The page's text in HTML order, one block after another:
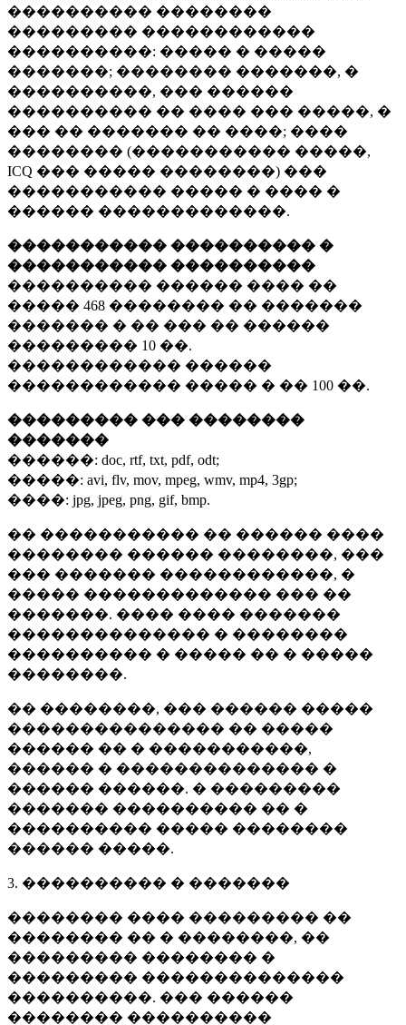
���������� ��������
��������� ������������
����������: ����� � �����
�������; �������� �������, �
����������, ��� ������
���������� �� ���� ��� �����, �
��� �� ������� �� ����; ����
�������� (����������� �����,
ICQ ��� ����� ��������) ���
����������� ����� � ���� �
������ �������������.
����������� ���������� �
����������� ����������
���������� ������ ���� ��
����� 468 �������� �� �������
������� � �� ��� �� ������
��������� 10 ��.
������������ ������
������������ ����� � �� 100 ��.
��������� ��� ��������
�������
������: doc, rtf, txt, pdf, odt;
�����: avi, flv, mov, mpeg, wmv, mp4, 3gp;
����: jpg, jpeg, png, gif, bmp.
�� ����������� �� ������ ����
�������� ������ ��������, ���
��� ������� ������������, �
����� ������������� ��� ��
�������. ���� ���� �������
�������������� � ��������
���������� � ����� �� � �����
��������.
�� ��������, ��� ������ �����
��������������� �� �����
������ �� � �����������,
������ � �������������� �
������ ������. � ���������
������� ���������� �� �
���������� ����� ��������
������ �����.
3. ���������� � �������
�������� ���� ��������� ��
�������� �� � ��������, ��
��������� �������� �
��������� ��������������
����������. ��� ������
�������� ����������